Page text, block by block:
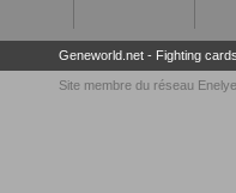
Geneworld.net- Fighting
Site membre du réseau Enelye